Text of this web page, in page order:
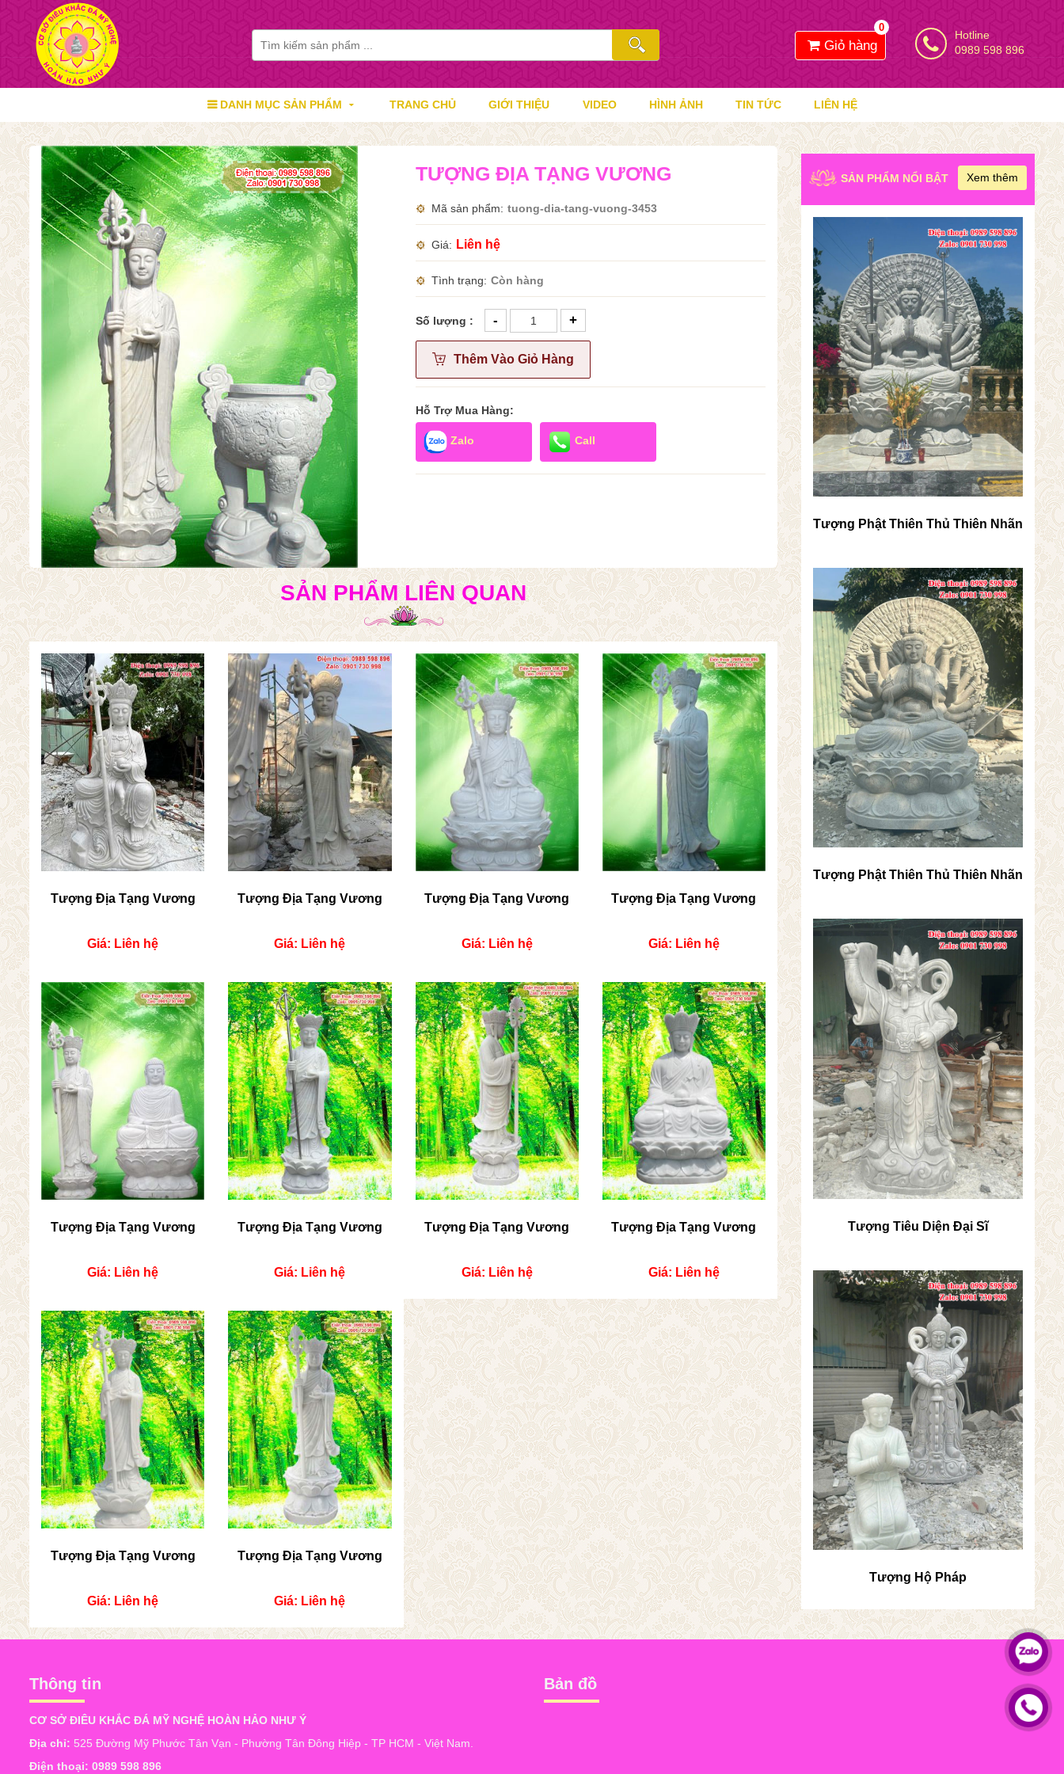
Giỏ hàng
0
Hotline
0989 598 896
DANH MỤC SẢN PHẨM TRANG CHỦ GIỚI THIỆU VIDEO HÌNH ẢNH TIN TỨC LIÊN HỆ
TƯỢNG ĐỊA TẠNG VƯƠNG
Mã sản phẩm tuong-dia-tang-vuong-3453
Giá Liên hệ
Tình trạng Còn hàng
Số lượng : - +
Thêm Vào Giỏ Hàng
Hỗ Trợ Mua Hàng:
Zalo Call
SẢN PHẨM LIÊN QUAN
Tượng Địa Tạng Vương
Giá: Liên hệ
Tượng Địa Tạng Vương
Giá: Liên hệ
Tượng Địa Tạng Vương
Giá: Liên hệ
Tượng Địa Tạng Vương
Giá: Liên hệ
Tượng Địa Tạng Vương
Giá: Liên hệ
Tượng Địa Tạng Vương
Giá: Liên hệ
Tượng Địa Tạng Vương
Giá: Liên hệ
Tượng Địa Tạng Vương
Giá: Liên hệ
Tượng Địa Tạng Vương
Giá: Liên hệ
Tượng Địa Tạng Vương
Giá: Liên hệ
SẢN PHẨM NỔI BẬT
Tượng Phật Thiên Thủ Thiên Nhãn
Tượng Phật Thiên Thủ Thiên Nhãn
Tượng Tiêu Diện Đại Sĩ
Tượng Hộ Pháp
Xem thêm
Thông tin
CƠ SỞ ĐIÊU KHẮC ĐÁ MỸ NGHỆ HOÀN HẢO NHƯ Ý
Địa chỉ: 525 Đường Mỹ Phước Tân Vạn - Phường Tân Đông Hiệp - TP HCM - Việt Nam.
Điện thoại: 0989 598 896
Bản đồ